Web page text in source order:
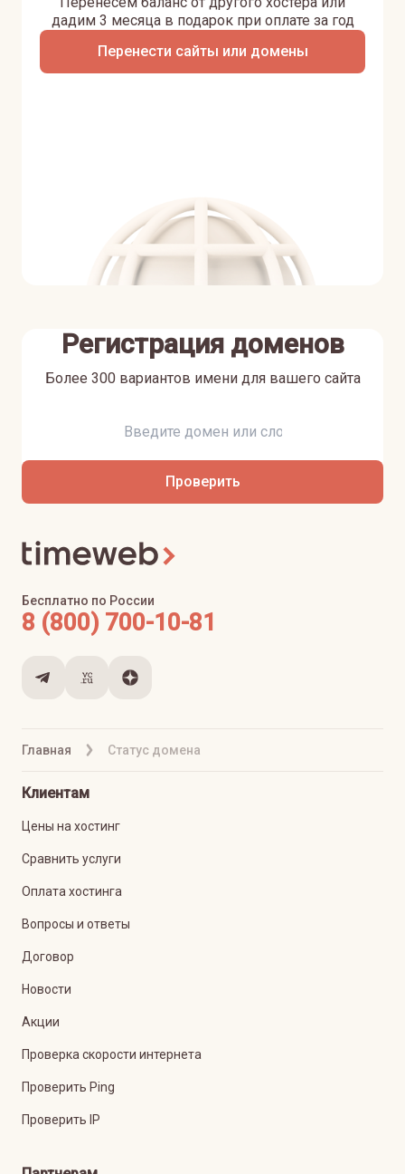
Перенести сайты или домены
дадим 3 месяца в подарок при оплате за год
Регистрация доменов
Более 300 вариантов имени для вашего сайта
Проверить
Главная Статус домена
Бесплатно по России
8 (800) 700-10-81
Клиентам
Цены на хостинг
Сравнить услуги
Оплата хостинга
Вопросы и ответы
Договор
Новости
Акции
Проверка скорости интернета
Проверить Ping
Проверить IP